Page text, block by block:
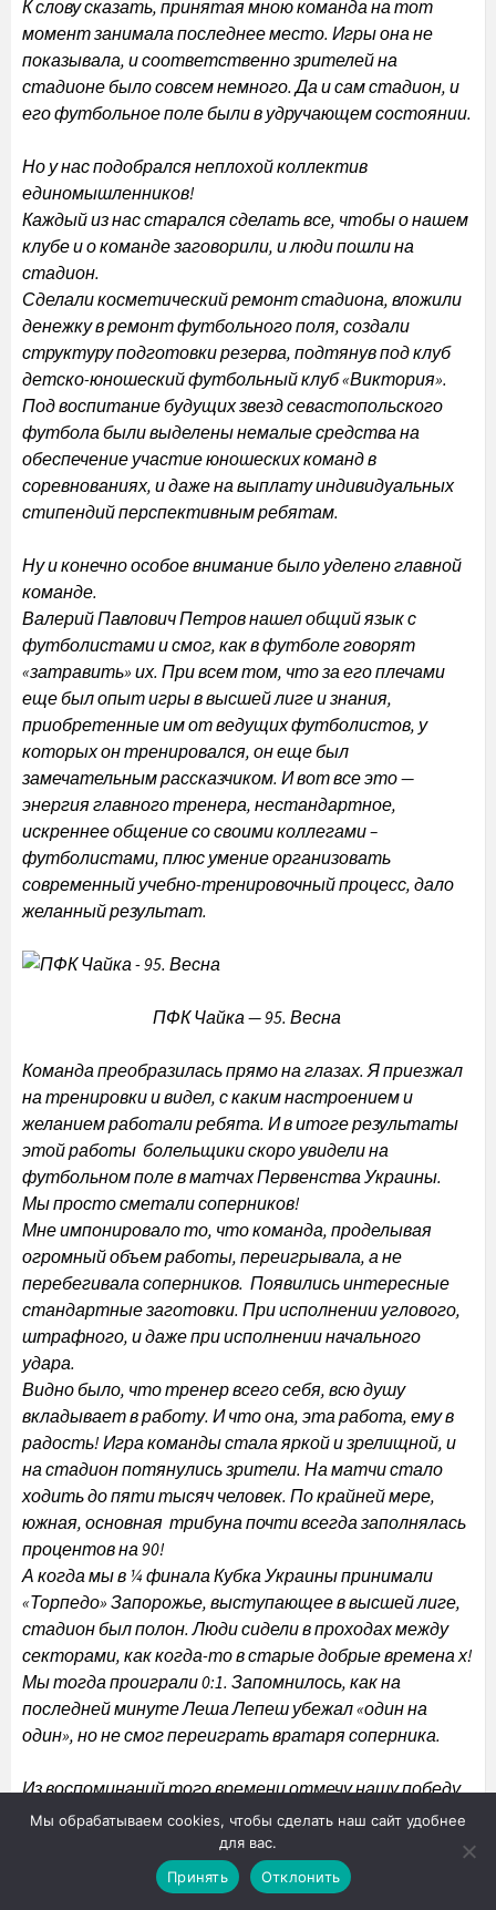
К слову сказать, принятая мною команда на тот
момент занимала последнее место. Игры она не
показывала, и соответственно зрителей на
стадионе было совсем немного. Да и сам стадион, и
его футбольное поле были в удручающем состоянии.
Но у нас подобрался неплохой коллектив
единомышленников!
Каждый из нас старался сделать все, чтобы о нашем
клубе и о команде заговорили, и люди пошли на
стадион.
Сделали косметический ремонт стадиона, вложили
денежку в ремонт футбольного поля, создали
структуру подготовки резерва, подтянув под клуб
детско-юношеский футбольный клуб «Виктория».
Под воспитание будущих звезд севастопольского
футбола были выделены немалые средства на
обеспечение участие юношеских команд в
соревнованиях, и даже на выплату индивидуальных
стипендий перспективным ребятам.
Ну и конечно особое внимание было уделено главной
команде.
Валерий Павлович Петров нашел общий язык с
футболистами и смог, как в футболе говорят
«затравить» их. При всем том, что за его плечами
еще был опыт игры в высшей лиге и знания,
приобретенные им от ведущих футболистов, у
которых он тренировался, он еще был
замечательным рассказчиком. И вот все это —
энергия главного тренера, нестандартное,
искреннее общение со своими коллегами –
футболистами, плюс умение организовать
современный учебно-тренировочный процесс, дало
желанный результат.
ПФК Чайка — 95. Весна
Команда преобразилась прямо на глазах. Я приезжал
на тренировки и видел, с каким настроением и
желанием работали ребята. И в итоге результаты
этой работы болельщики скоро увидели на
футбольном поле в матчах Первенства Украины.
Мы просто сметали соперников!
Мне импонировало то, что команда, проделывая
огромный объем работы, переигрывала, а не
перебегивала соперников. Появились интересные
стандартные заготовки. При исполнении углового,
штрафного, и даже при исполнении начального
удара.
Видно было, что тренер всего себя, всю душу
вкладывает в работу. И что она, эта работа, ему в
радость! Игра команды стала яркой и зрелищной, и
на стадион потянулись зрители. На матчи стало
ходить до пяти тысяч человек. По крайней мере,
южная, основная трибуна почти всегда заполнялась
процентов на 90!
А когда мы в ¼ финала Кубка Украины принимали
«Торпедо» Запорожье, выступающее в высшей лиге,
стадион был полон. Люди сидели в проходах между
секторами, как когда-то в старые добрые времена х!
Мы тогда проиграли 0:1. Запомнилось, как на
последней минуте Леша Лепеш убежал «один на
один», но не смог переиграть вратаря соперника.
Из воспоминаний того времени отмечу нашу победу
на выезде в Днепродзержинске 11:0 и то, что по
результатам второго круга мы заняли третье
Мы обрабатываем cookies, чтобы сделать наш сайт удобнее
для вас.
Принять
Отклонить